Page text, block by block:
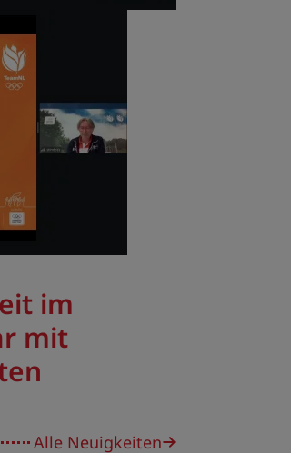
im
mit
Alle Neuigkeiten